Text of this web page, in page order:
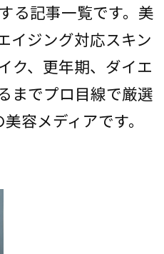
る記事一覧です。美
イジング対応スキン
ク、更年期、ダイエ
までプロ目線で厳選
容メディアです。